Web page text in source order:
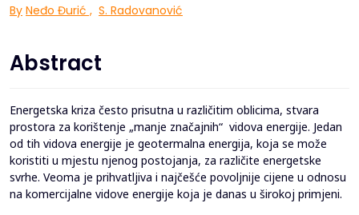
By Neđo Đurić , S. Radovanović
Abstract
Energetska kriza često prisutna u različitim oblicima, stvara
prostora za korištenje „manje značajnih“ vidova energije. Jedan
od tih vidova energije je geotermalna energija, koja se može
koristiti u mjestu njenog postojanja, za različite energetske
svrhe. Veoma je prihvatljiva i najčešće povoljnije cijene u odnosu
na komercijalne vidove energije koja je danas u širokoj primjeni.